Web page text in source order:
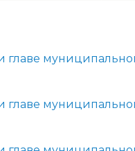
главе
главе